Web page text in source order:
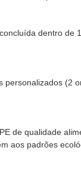
dentro
de qualidade
aos padrões